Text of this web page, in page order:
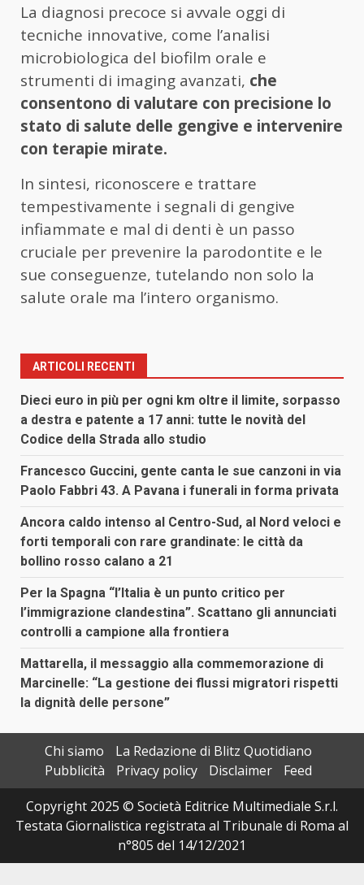
La diagnosi precoce si avvale oggi di
tecniche innovative, come l’analisi
microbiologica del biofilm orale e
strumenti di imaging avanzati, che
consentono di valutare con precisione lo
stato di salute delle gengive e intervenire
con terapie mirate.
In sintesi, riconoscere e trattare
tempestivamente i segnali di gengive
infiammate e mal di denti è un passo
cruciale per prevenire la parodontite e le
sue conseguenze, tutelando non solo la
salute orale ma l’intero organismo.
ARTICOLI RECENTI
Dieci euro in più per ogni km oltre il limite, sorpasso
a destra e patente a 17 anni: tutte le novità del
Codice della Strada allo studio
Francesco Guccini, gente canta le sue canzoni in via
Paolo Fabbri 43. A Pavana i funerali in forma privata
Ancora caldo intenso al Centro-Sud, al Nord veloci e
forti temporali con rare grandinate: le città da
bollino rosso calano a 21
Per la Spagna “l’Italia è un punto critico per
l’immigrazione clandestina”. Scattano gli annunciati
controlli a campione alla frontiera
Mattarella, il messaggio alla commemorazione di
Marcinelle: “La gestione dei flussi migratori rispetti
la dignità delle persone”
Chi siamo
La Redazione di Blitz Quotidiano
Pubblicità
Privacy policy Disclaimer
Feed
Copyright 2025 © Società Editrice Multimediale S.r.l.
Testata Giornalistica registrata al Tribunale di Roma al
n°805 del 14/12/2021